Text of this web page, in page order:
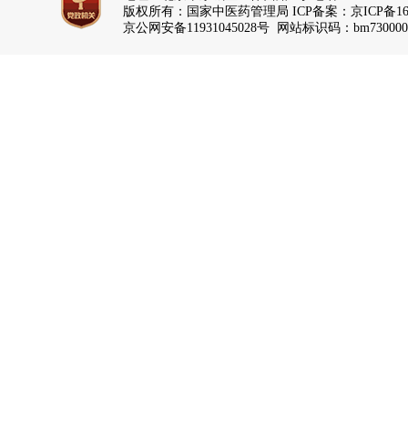
版权所有：国家中医药管理局 ICP备案： 京ICP备
京公网安备11931045028号 网站标识码：